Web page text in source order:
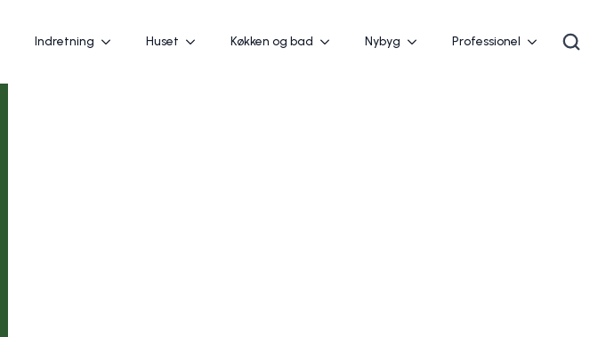
Indretning Huset Køkken og bad Nybyg Professionel